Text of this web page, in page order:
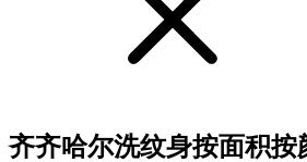
齐齐哈尔洗纹身按面积